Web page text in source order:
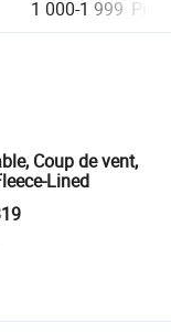
1 000-1 999
Coup de vent,
Lined